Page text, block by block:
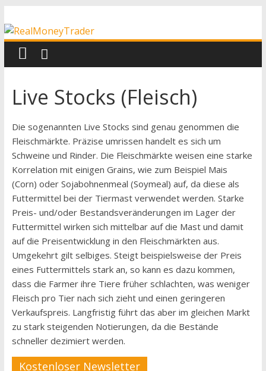
Inhalt
springen
RealMoneyTrader
Echtgeld-
Trading
Live Stocks (Fleisch)
Die sogenannten Live Stocks sind genau genommen die
Fleischmärkte. Präzise umrissen handelt es sich um
Schweine und Rinder. Die Fleischmärkte weisen eine starke
Korrelation mit einigen Grains, wie zum Beispiel Mais
(Corn) oder Sojabohnenmeal (Soymeal) auf, da diese als
Futtermittel bei der Tiermast verwendet werden. Starke
Preis- und/oder Bestandsveränderungen im Lager der
Futtermittel wirken sich mittelbar auf die Mast und damit
auf die Preisentwicklung in den Fleischmärkten aus.
Umgekehrt gilt selbiges. Steigt beispielsweise der Preis
eines Futtermittels stark an, so kann es dazu kommen,
dass die Farmer ihre Tiere früher schlachten, was weniger
Fleisch pro Tier nach sich zieht und einen geringeren
Verkaufspreis. Langfristig führt das aber im gleichen Markt
zu stark steigenden Notierungen, da die Bestände
schneller dezimiert werden.
Kostenloser Newsletter